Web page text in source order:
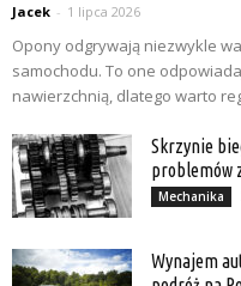
Jacek - 1 lipca 2026
Opony odgrywają niezwykle
samochodu. To one
nawierzchnią, dlatego warto
Skrzynie
problemów
Mechanika
Wynajem